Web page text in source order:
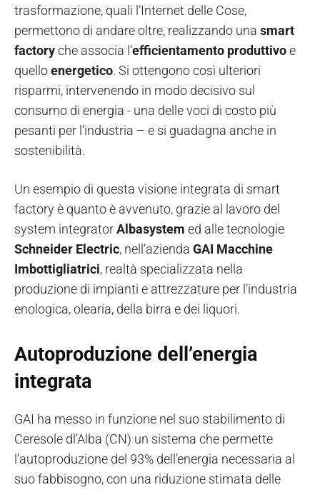
trasformazione, quali l’Internet delle Cose,
permettono di andare oltre, realizzando una smart
factoryche associa l’efficientamento produttivoe
quelloenergetico. Si ottengono così ulteriori
risparmi, intervenendo in modo decisivo sul
consumo di energia - una delle voci di costo più
pesanti per l’industria – e si guadagna anche in
sostenibilità.
Un esempio di questa visione integrata di smart
factory è quanto è avvenuto, grazie al lavoro del
system integratorAlbasystem ed alle tecnologie
Schneider Electric, nell’azienda GAI Macchine
Imbottigliatrici, realtà specializzata nella
produzione di impianti e attrezzature per l’industria
enologica, olearia, della birra e dei liquori.
Autoproduzione dell’energia
integrata
GAI ha messo in funzione nel suo stabilimento di
Ceresole dl’Alba (CN) un sistema che permette
l’autoproduzione del 93% dell’energia necessaria al
suo fabbisogno, con una riduzione stimata delle